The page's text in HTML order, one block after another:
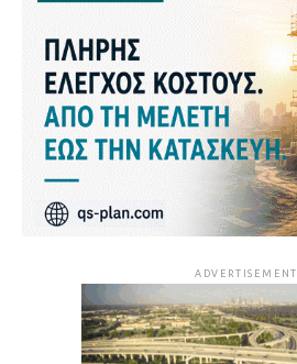
ADVERTISEMENT